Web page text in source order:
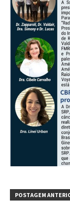
POSTAGEM